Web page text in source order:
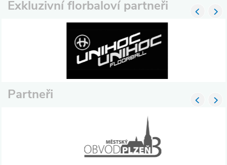
Exkluzivní florbaloví partneři
Partneři